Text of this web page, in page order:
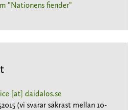
"Nationens fiender"
[at] daidalos.se
(vi svarar säkrast mellan 10-